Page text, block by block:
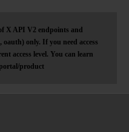
X API V2 endpoints and
only. If you need access
access level. You can learn
product